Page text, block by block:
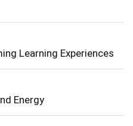
Learning Experiences
Energy